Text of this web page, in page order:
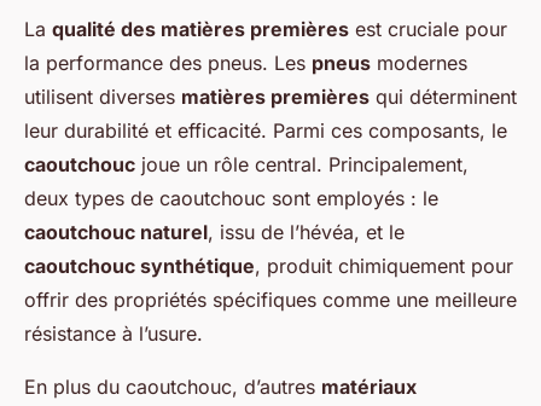
La qualité des matières premières est cruciale pour
la performance des pneus. Les pneus modernes
utilisent diverses matières premières qui déterminent
leur durabilité et efficacité. Parmi ces composants, le
caoutchouc joue un rôle central. Principalement,
deux types de caoutchouc sont employés : le
caoutchouc naturel, issu de l’hévéa, et le
caoutchouc synthétique, produit chimiquement pour
offrir des propriétés spécifiques comme une meilleure
résistance à l’usure.
En plus du caoutchouc, d’autres matériaux